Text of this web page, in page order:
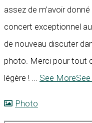
assez de m’avoir
concert exceptionnel
de nouveau discuter
photo. Merci pour tout
légère !
See More
Photo